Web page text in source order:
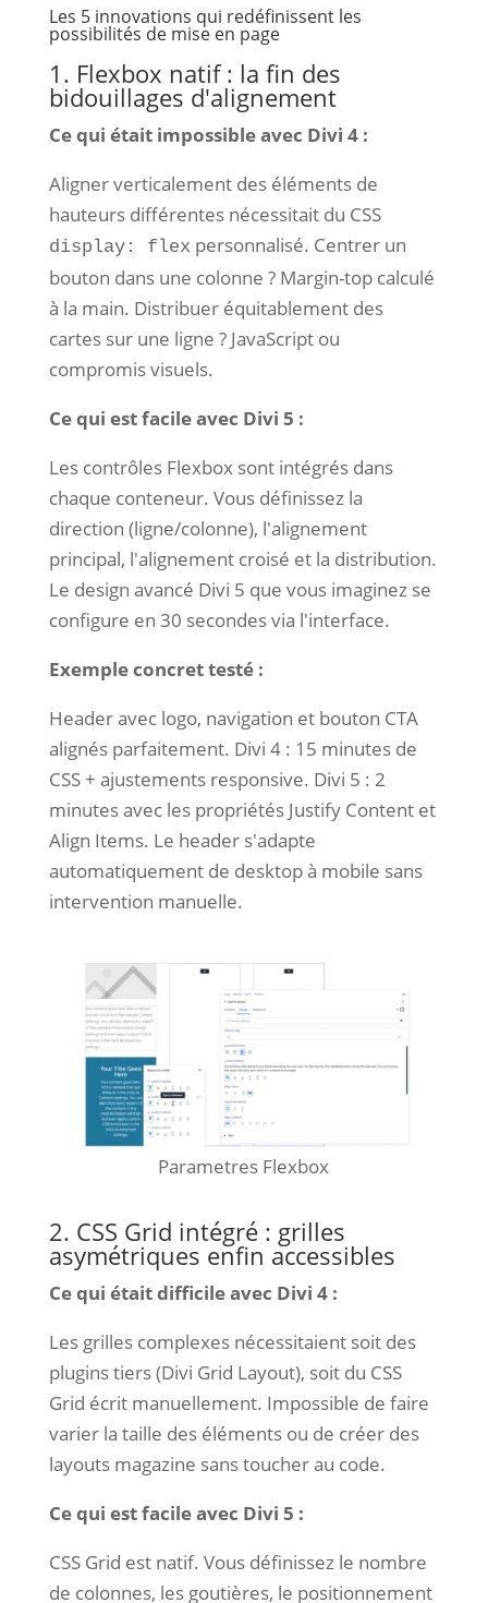
Les 5 innovations qui redéfinissent les
possibilités de mise en page
1. Flexbox natif : la fin des
bidouillages d'alignement
Ce qui était impossible avec Divi 4 :
Aligner verticalement des éléments de
hauteurs différentes nécessitait du CSS
display: flex personnalisé. Centrer un
bouton dans une colonne ? Margin-top calculé
à la main. Distribuer équitablement des
cartes sur une ligne ? JavaScript ou
compromis visuels.
Ce qui est facile avec Divi 5 :
Les contrôles Flexbox sont intégrés dans
chaque conteneur. Vous définissez la
direction (ligne/colonne), l'alignement
principal, l'alignement croisé et la distribution.
Le design avancé Divi 5 que vous imaginez se
configure en 30 secondes via l'interface.
Exemple concret testé :
Header avec logo, navigation et bouton CTA
alignés parfaitement. Divi 4 : 15 minutes de
CSS + ajustements responsive. Divi 5 : 2
minutes avec les propriétés Justify Content et
Align Items. Le header s'adapte
automatiquement de desktop à mobile sans
intervention manuelle.
Parametres Flexbox
2. CSS Grid intégré : grilles
asymétriques enfin accessibles
Ce qui était difficile avec Divi 4 :
Les grilles complexes nécessitaient soit des
plugins tiers (Divi Grid Layout), soit du CSS
Grid écrit manuellement. Impossible de faire
varier la taille des éléments ou de créer des
layouts magazine sans toucher au code.
Ce qui est facile avec Divi 5 :
CSS Grid est natif. Vous définissez le nombre
de colonnes, les goutières, le positionnement